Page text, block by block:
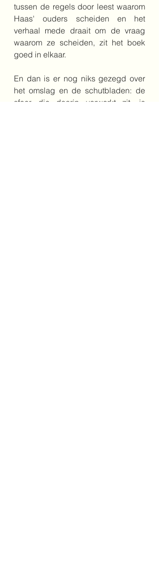
tussen de regels door leest waarom
Haas' ouders scheiden en het
verhaal mede draait om de vraag
waarom ze scheiden, zit het boek
goed in elkaar.
En dan is er nog niks gezegd over
het omslag en de schutbladen: de
sfeer die daarin verwerkt zit, is